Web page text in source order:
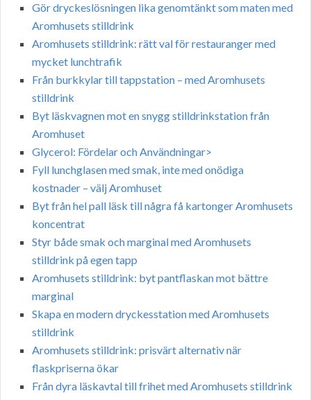
Gör dryckeslösningen lika genomtänkt som maten med
Aromhusets stilldrink
Aromhusets stilldrink: rätt val för restauranger med
mycket lunchtrafik
Från burkkylar till tappstation – med Aromhusets
stilldrink
Byt läskvagnen mot en snygg stilldrinkstation från
Aromhuset
Glycerol: Fördelar och Användningar>
Fyll lunchglasen med smak, inte med onödiga
kostnader – välj Aromhuset
Byt från hel pall läsk till några få kartonger Aromhusets
koncentrat
Styr både smak och marginal med Aromhusets
stilldrink på egen tapp
Aromhusets stilldrink: byt pantflaskan mot bättre
marginal
Skapa en modern dryckesstation med Aromhusets
stilldrink
Aromhusets stilldrink: prisvärt alternativ när
flaskpriserna ökar
Från dyra läskavtal till frihet med Aromhusets stilldrink